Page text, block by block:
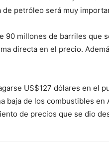
petróleo será muy
90 millones de barriles que
directa en el precio.
US$127 dólares en el
baja de los combustibles en
de precios que se dio